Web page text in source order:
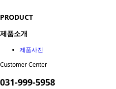
PRODUCT
제품소개
제품사진
Customer Center
031-999-5958